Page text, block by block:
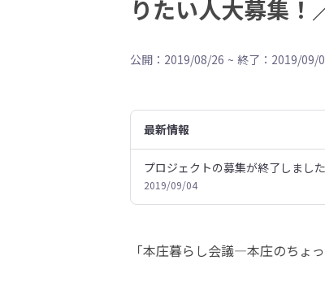
りたい人大募集！
公開：2019/08/26 ~ 終了：2019/09/
最新情報
プロジェクトの募集が終了しました
2019/09/04
「本庄暮らし会議―本庄のちょ